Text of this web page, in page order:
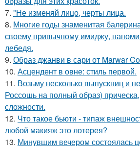
7. "Не изменяй лицо, черты лица.
8. Многие годы знаменитая
своему привычному имиджу,
лебедя.
9. Образ джанви в сари от Marwar
10. Асцендент в овне: стиль первой.
11. Возьму несколько выпускниц и
Россошь на полный образ)
сложности.
12. Что такое бьюти - типаж
любой макияж это лотерея?
13. Минувшим вечером состоялась